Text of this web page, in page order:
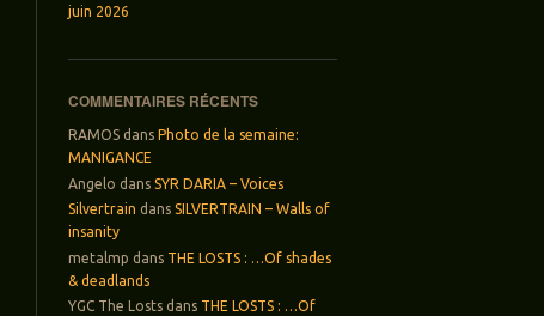
juin 2026
COMMENTAIRES RÉCENTS
RAMOS dans Photo de la semaine:
MANIGANCE
Angelo dansSYR DARIA – Voices
Silvertrain dansSILVERTRAIN – Walls of
insanity
metalmp dans THE LOSTS : …Of shades
& deadlands
YGC The Losts dans THE LOSTS : …Of